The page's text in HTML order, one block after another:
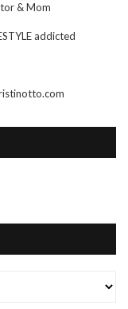
& Mom
addicted